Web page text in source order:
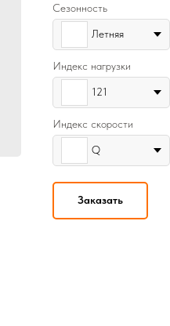
Сезонность
Летняя
Индекс нагрузки
121
Индекс скорости
Q
Заказать